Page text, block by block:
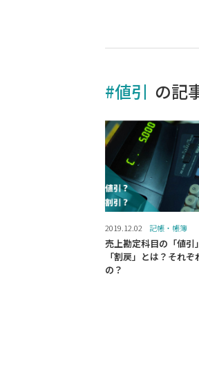
#値引 の記
2019.12.02 記帳・帳簿
売上勘定科目の「値引
「割戻」とは？それぞ
の？